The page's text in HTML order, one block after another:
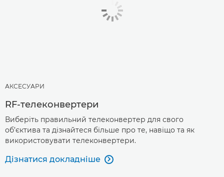
АКСЕСУАРИ
RF-телеконвертери
Виберіть правильний телеконвертер для свого
об’єктива та дізнайтеся більше про те, навіщо та як
використовувати телеконвертери.
Дізнатися докладніше 